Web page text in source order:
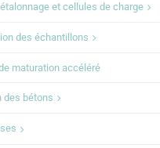
et cellules de charge
des échantillons
maturation accéléré
des bétons